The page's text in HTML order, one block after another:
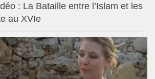
: La Bataille entre l’Islam et les
au XVIe